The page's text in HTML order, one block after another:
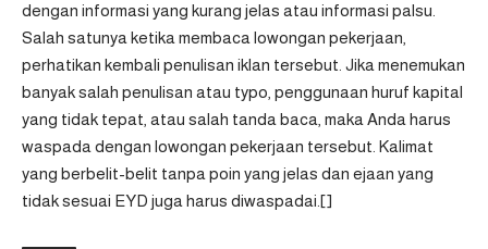
dengan informasi yang kurang jelas atau informasi palsu.
Salah satunya ketika membaca lowongan pekerjaan,
perhatikan kembali penulisan iklan tersebut. Jika menemukan
banyak salah penulisan atau typo, penggunaan huruf kapital
yang tidak tepat, atau salah tanda baca, maka Anda harus
waspada dengan lowongan pekerjaan tersebut. Kalimat
yang berbelit-belit tanpa poin yang jelas dan ejaan yang
tidak sesuai EYD juga harus diwaspadai.[]